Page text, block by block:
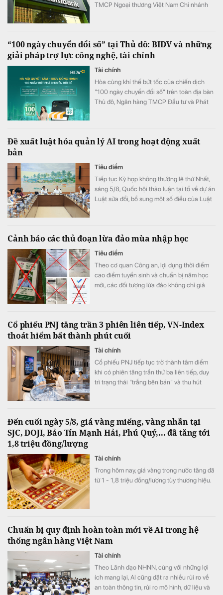
TMCP Ngoại thương Việt Nam Chi nhánh
“100 ngày chuyển đổi số” tại Thủ đô: BIDV và những
giải pháp trợ lực công nghệ, tài chính
Tài chính
Hòa cùng khí thế bứt tốc của chiến dịch
"100 ngày chuyển đổi số" trên toàn địa bàn
Thủ đô, Ngân hàng TMCP Đầu tư và Phát
các đơn vị sự nghiệp.
Đề xuất luật hóa quản lý AI trong hoạt động xuất
bản
Tiêu điểm
Tiếp tục Kỳ họp không thường lệ thứ Nhất,
sáng 5/8, Quốc hội thảo luận tại tổ về dự án
Luật sửa đổi, bổ sung một số điều của Luật
Cảnh báo các thủ đoạn lừa đảo mùa nhập học
Tiêu điểm
Theo cơ quan Công an, lợi dụng thời điểm
cao điểm tuyển sinh và chuẩn bị năm học
mới, các đối tượng lừa đảo không chỉ giả
lượng lớn, yêu cầu doanh nghiệp chuyển
tiền đặt cọc.
Cổ phiếu PNJ tăng trần 3 phiên liên tiếp, VN-Index
thoát hiểm bất thành phút cuối
Tài chính
Cổ phiếu PNJ tiếp tục trở thành tâm điểm
khi có phiên tăng trần thứ ba liên tiếp, duy
trì trạng thái "trắng bên bán" và thu hút
Index đảo chiều giảm điểm.
Đến cuối ngày 5/8, giá vàng miếng, vàng nhẫn tại
SJC, DOJI, Bảo Tín Mạnh Hải, Phú Quý,... đã tăng tới
1,8 triệu đồng/lượng
Tài chính
Trong hôm nay, giá vàng trong nước tăng đã
từ 1 - 1,8 triệu đồng/lượng tùy thương hiệu.
Chuẩn bị quy định hoàn toàn mới về AI trong hệ
thống ngân hàng Việt Nam
Tài chính
Theo Lãnh đạo NHNN, cùng với những lợi
ích mang lại, AI cũng đặt ra nhiều rủi ro về
an toàn thông tin, rủi ro mô hình, dữ liệu và